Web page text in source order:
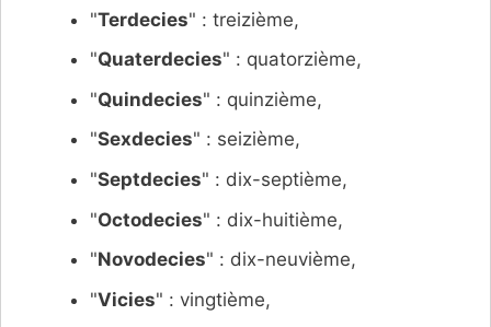
"Terdecies" : treizième,
"Quaterdecies" : quatorzième,
"Quindecies" : quinzième,
"Sexdecies" : seizième,
"Septdecies" : dix-septième,
"Octodecies" : dix-huitième,
"Novodecies" : dix-neuvième,
"Vicies" : vingtième,